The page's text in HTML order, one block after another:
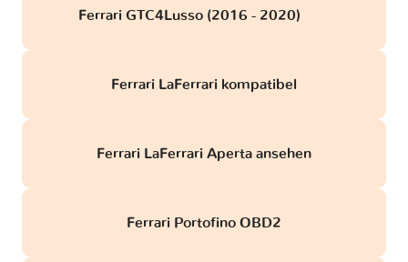
Ferrari GTC4Lusso (2016 - 2020)
Ferrari LaFerrari kompatibel
Ferrari LaFerrari Aperta ansehen
Ferrari Portofino OBD2